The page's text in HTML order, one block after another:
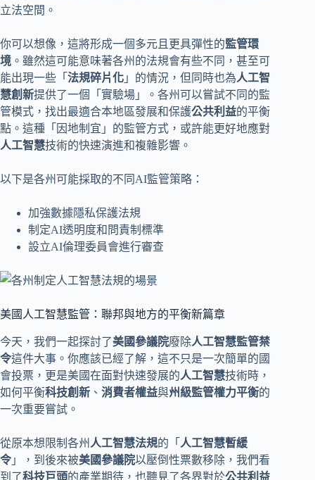
立法空間。
你可以想像，這將形成一個多元且更具彈性的監管環
境 。雖然這可能意味著各州的法規會有些不同，甚至可
能出現一些「 法規碎片化 」的情況，但同時也為人工智
慧創新提供了一個「實驗場」。各州可以嘗試不同的監
管模式，找出最適合本地區發展和保護公共利益的平衡
點。這種「因地制宜」的監管方式，或許能更好地應對
人工智慧技術的快速演進和複雜影響。
以下是各州可能採取的不同AI監管策略：
加強數據隱私保護法規
制定AI透明度和問責制標準
設立AI倫理委員會進行審查
美國人工智慧監管：聯邦與地方的平衡新篇章
今天，我們一起探討了美國參議院廢除人工智慧監管禁
令這件大事。你應該已經了解，這不只是一次簡單的國
會投票，更是美國在面對快速發展的人工智慧技術時，
如何平衡科技創新 、 消費者權益與州級監管權力平衡的
一次重要嘗試。
從原本想限制各州 人工智慧法規的「 人工智慧暫緩
令 」，到後來被美國參議院以壓倒性票數移除，我們看
到了科技巨頭的產業期待，也聽見了各界對於公共利益